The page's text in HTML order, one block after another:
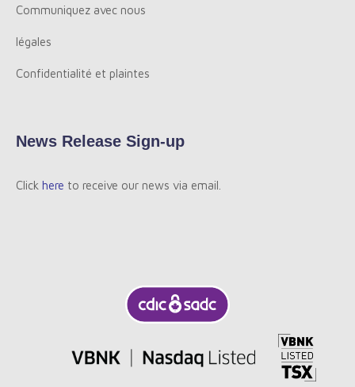
Communiquez avec nous
légales
Confidentialité et plaintes
News Release Sign-up
Click here to receive our news via email.